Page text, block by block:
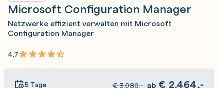
Microsoft Configuration Manager
Netzwerke effizient verwalten mit Microsoft
Configuration Manager
4,7
5 Tage €3.080,- ab € 2.464,-